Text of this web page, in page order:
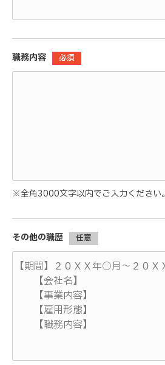
職務内容 必須
※全角3000文字以内でご入力ください。
その他の職歴 任意